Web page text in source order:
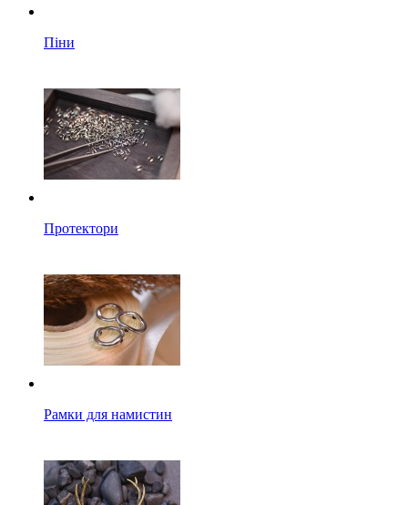
Піни
Протектори
Рамки для намистин